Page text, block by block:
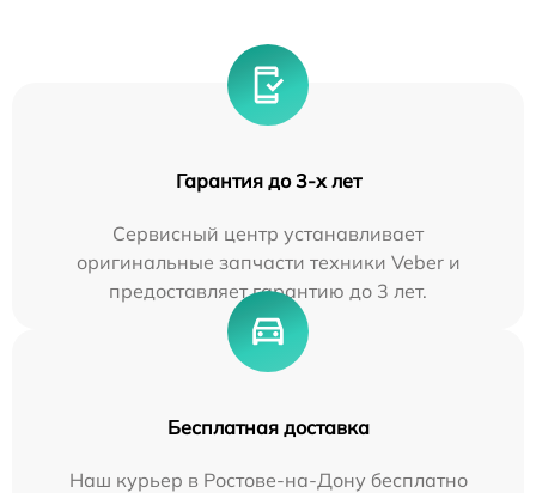
Гарантия до 3-х лет
Сервисный центр устанавливает
оригинальные запчасти техники Veber и
предоставляет гарантию до 3 лет.
Бесплатная доставка
Наш курьер в Ростове-на-Дону бесплатно